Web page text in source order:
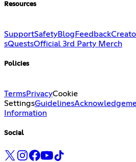
Resources
SupportSafetyBlog Feedback
sQuestsOfficial 3rd Party Merch
Policies
TermsPrivacyCookie
SettingsGuidelines
Information
Social